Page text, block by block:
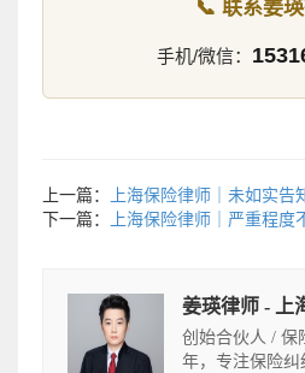
📞 联系姜
手机/微信：
上一篇：
上海保险律师｜未如实告
下一篇：
上海保险律师｜严重程度
姜瑛律师 - 上
创始合伙人 / 保
年，专注保险纠